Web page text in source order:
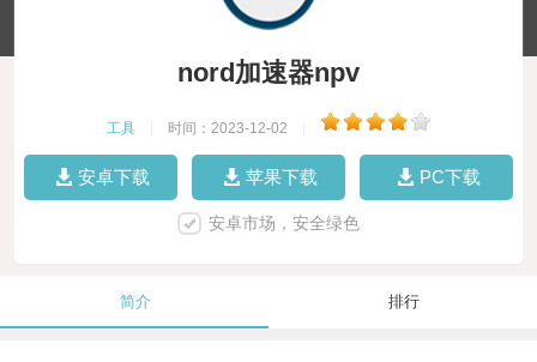
nord加速器npv
工具 时间：2023-12-02
安卓下载 苹果下载 PC下载
安卓市场，安全绿色
简介 排行